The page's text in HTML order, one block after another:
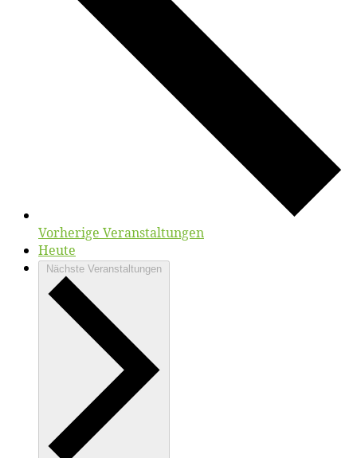
Vorherige Veranstaltungen
Heute
Nächste Veranstaltungen